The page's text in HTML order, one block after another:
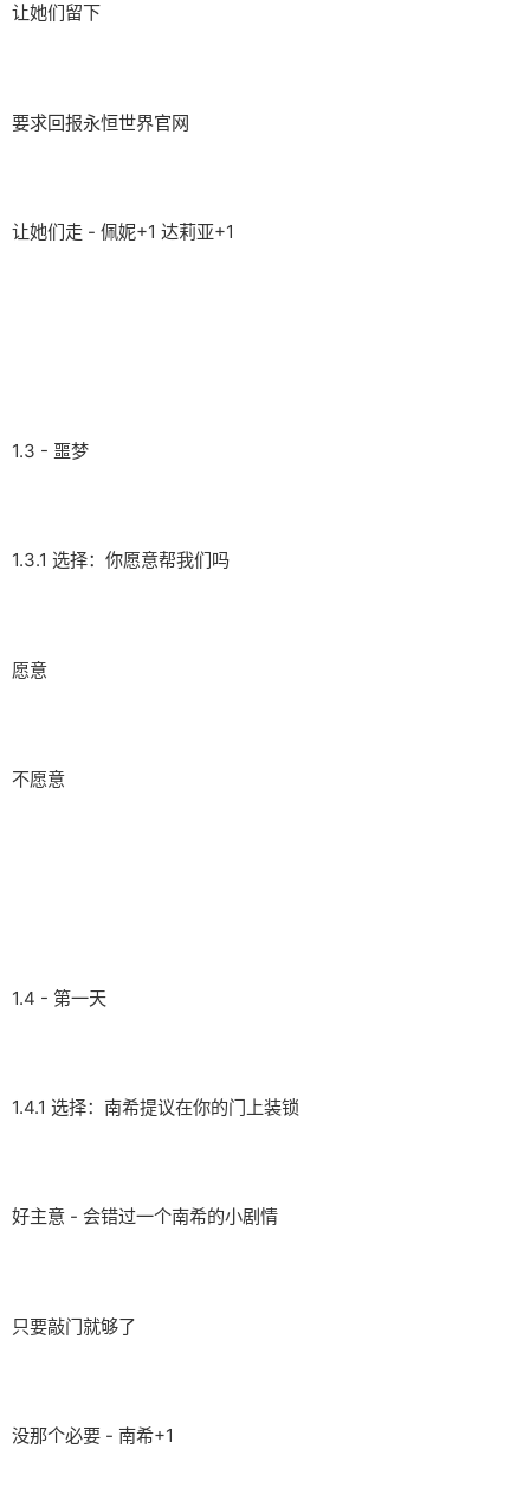
让她们留下
要求回报永恒世界官网
让她们走 - 佩妮+1 达莉亚+1
1.3 - 噩梦
1.3.1 选择：你愿意帮我们吗
愿意
不愿意
1.4 - 第一天
1.4.1 选择：南希提议在你的门上装锁
好主意 - 会错过一个南希的小剧情
只要敲门就够了
没那个必要 - 南希+1